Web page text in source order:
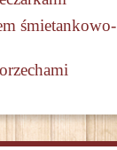
śmietankowo-